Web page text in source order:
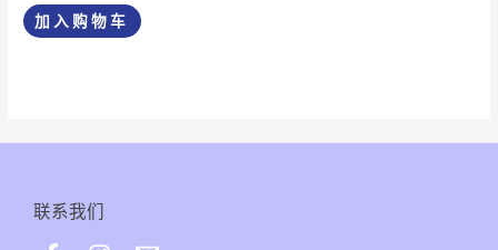
&sol;
5
加入购物车
联系我们